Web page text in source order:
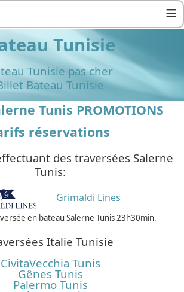
≡
Tunisie
Tunisie pas cher
Bateau Tunisie
Tunis PROMOTIONS
réservations
des traversées Salerne
Tunis:
Grimaldi Lines
en bateau Salerne Tunis 23h30min.
Italie Tunisie
CivitaVecchia Tunis
Gênes Tunis
Palermo Tunis